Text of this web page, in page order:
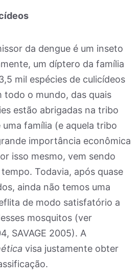
da dengue é um inseto
um díptero da família
mil espécies de culicídeos
todo o mundo, das quais
estão abrigadas na tribo
família (e aquela tribo
importância econômica
isso mesmo, vem sendo
Todavia, após quase
ainda não temos uma
de modo satisfatório a
mosquitos (ver
SAVAGE 2005). A
visa justamente obter